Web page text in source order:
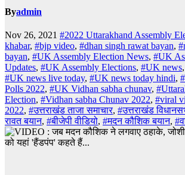
Byadmin
Nov 26, 2021 #2022 Uttarakhand Assembly
khabar, #bjp video, #dhan singh rawat bayan,
bayan, #UK Assembly Election News, #UK
Updates, #UK Assembly Elections, #UK news,
#UK news live today, #UK news today hindi,
Polls 2022, #UK Vidhan sabha chunav,
Election, #Vidhan sabha Chunav 2022, #viral
2022, #उत्तराखंड ताजा समाचार, #उत्तराखंड
रावत बयान, #बीजेपी वीडियो, #मदन कौशिक बयान,